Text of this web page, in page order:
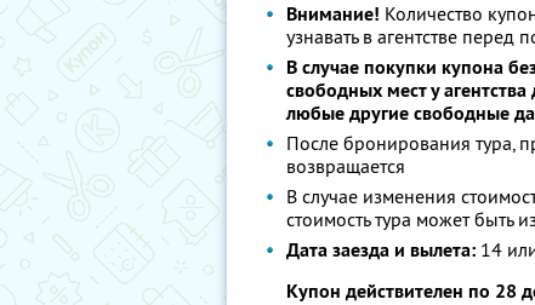
Внимание! Количество
узнавать в агентстве перед
В случае покупки купона
свободных мест у
любые другие свободные
После бронирования тура,
возвращается
В случае изменения
стоимость тура может быть
Дата заезда и вылета: 14
Купон действителен по 28